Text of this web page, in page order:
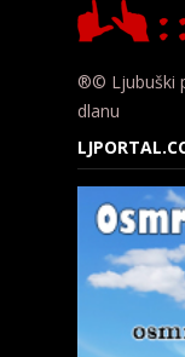
®© Ljubuški
dlanu